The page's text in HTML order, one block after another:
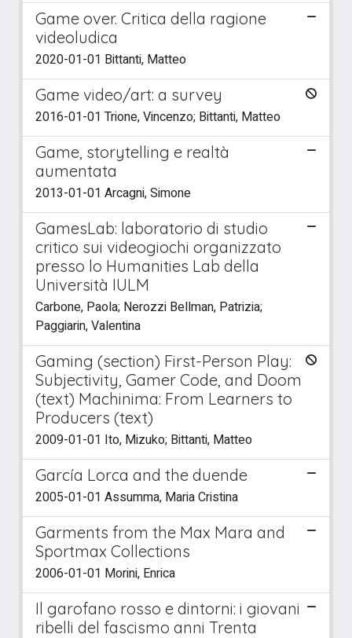
Game over. Critica della ragione
videoludica
2020-01-01 Bittanti, Matteo
Game video/art: a survey
2016-01-01 Trione, Vincenzo; Bittanti, Matteo
Game, storytelling e realtà
aumentata
2013-01-01 Arcagni, Simone
GamesLab: laboratorio di studio
critico sui videogiochi organizzato
presso lo Humanities Lab della
Università IULM
Carbone, Paola; Nerozzi Bellman, Patrizia;
Paggiarin, Valentina
Gaming (section) First-Person Play:
Subjectivity, Gamer Code, and Doom
(text) Machinima: From Learners to
Producers (text)
2009-01-01 Ito, Mizuko; Bittanti, Matteo
García Lorca and the duende
2005-01-01 Assumma, Maria Cristina
Garments from the Max Mara and
Sportmax Collections
2006-01-01 Morini, Enrica
Il garofano rosso e dintorni: i giovani
ribelli del fascismo anni Trenta